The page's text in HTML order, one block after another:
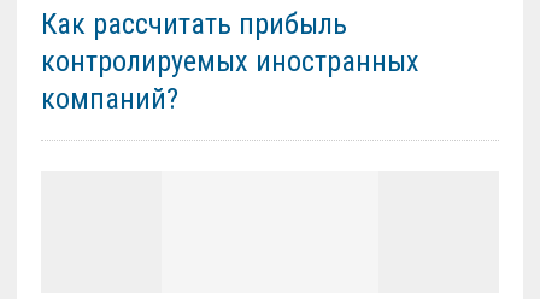
Как рассчитать прибыль
контролируемых иностранных
компаний?